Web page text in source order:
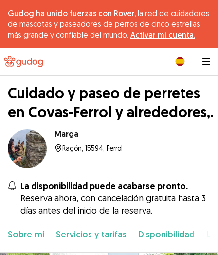
Gudog ha unido fuerzas con Rover, la red de cuidadores
de mascotas y paseadores de perros de cinco estrellas
más grande y confiable del mundo. Activar mi cuenta.
Cuidado y paseo de perretes
en Covas-Ferrol y alrededores,.
Marga
Ragón, 15594, Ferrol
La disponibilidad puede acabarse pronto.
Reserva ahora, con cancelación gratuita hasta 3
días antes del inicio de la reserva.
Sobre mí Servicios y tarifas Disponibilidad